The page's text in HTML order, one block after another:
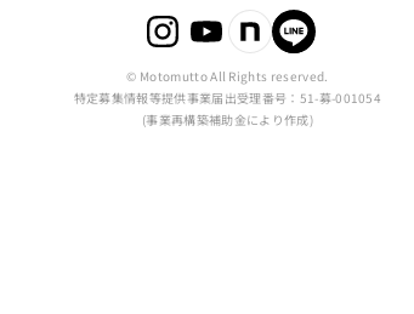
© Motomutto All Rights reserved.
特定募集情報等提供事業届出受理番号：51-募-001054
(事業再構築補助金により作成)